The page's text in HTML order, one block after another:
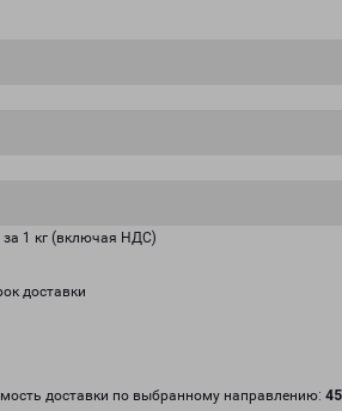
1 кг (включая НДС)
доставки
доставки по выбранному направлению: